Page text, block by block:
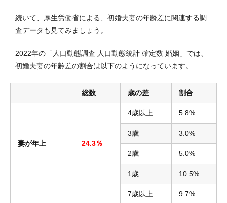
続いて、厚生労働省による、初婚夫妻の年齢差に関連する調
査データも見てみましょう。
2022年の「人口動態調査 人口動態統計 確定数 婚姻」では、
初婚夫妻の年齢差の割合は以下のようになっています。
総数 歳の差 割合
妻が年上 24.3％
4歳以上 5.8%
3歳 3.0%
2歳 5.0%
1歳 10.5%
7歳以上 9.7%